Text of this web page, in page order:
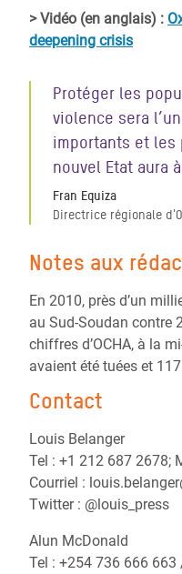
> Vidéo (en anglais) :
deepening crisis
Protéger les
violence sera
importants et les
nouvel Etat aura
Fran Equiza
Directrice régionale
Notes aux
En 2010, près d’un
au Sud-Soudan contre
chiffres d’OCHA, à la
avaient été tuées et
Contact
Louis Belanger
Tel : +1 212 687 2678;
Courriel :
Twitter : @louis_press
Alun McDonald
Tel : +254 736 666